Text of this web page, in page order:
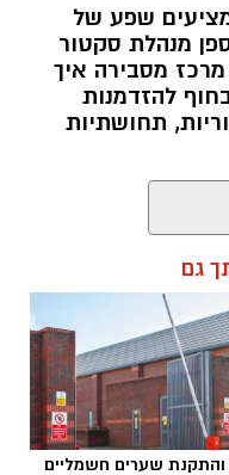
שפע של
מנהלת סקטור
מרכז מסבירה איך
להזדמנות
תחושתיות
גם
והתקנת שערים חשמליים